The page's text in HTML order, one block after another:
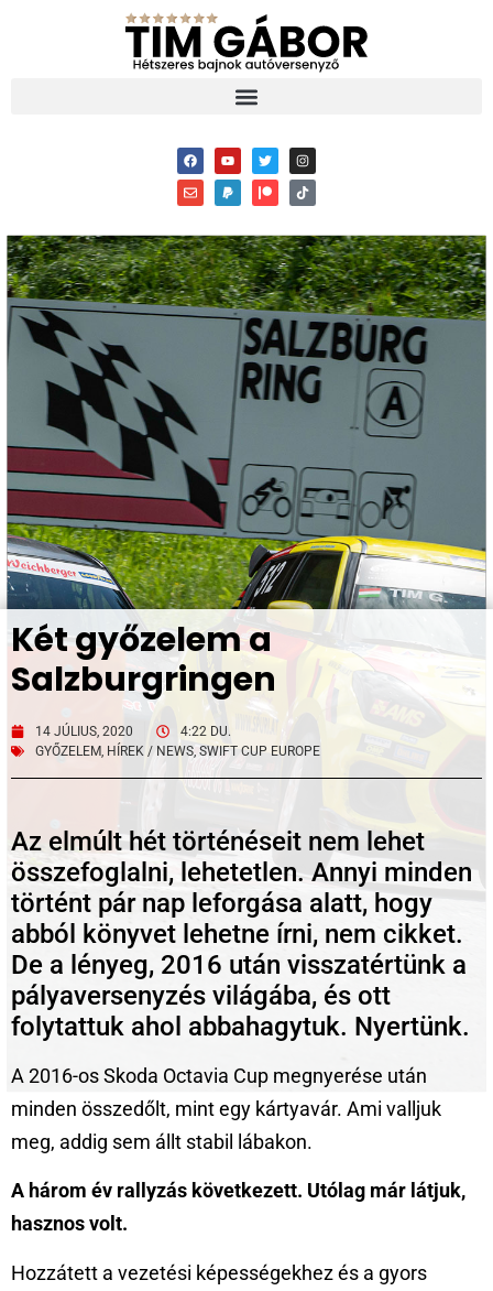
Két győzelem a
Salzburgringen
14 JÚLIUS, 2020
4:22 DU.
GYŐZELEM, HÍREK / NEWS, SWIFT CUP EUROPE
Az elmúlt hét történéseit nem lehet
összefoglalni, lehetetlen. Annyi minden
történt pár nap leforgása alatt, hogy
abból könyvet lehetne írni, nem cikket.
De a lényeg, 2016 után visszatértünk a
pályaversenyzés világába, és ott
folytattuk ahol abbahagytuk. Nyertünk.
A 2016-os Skoda Octavia Cup megnyerése után
minden összedőlt, mint egy kártyavár. Ami valljuk
meg, addig sem állt stabil lábakon.
A három év rallyzás következett. Utólag már látjuk,
hasznos volt.
Hozzátett a vezetési képességekhez és a gyors